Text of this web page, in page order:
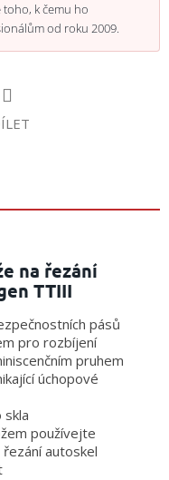
k čemu ho
od roku 2009.
na řezání
TTIII
pásů
pro rozbíjení
pruhem
úchopové
skla
používejte
autoskel